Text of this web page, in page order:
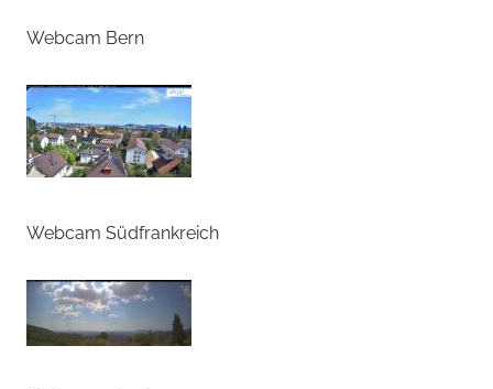
Webcam Bern
Webcam Südfrankreich